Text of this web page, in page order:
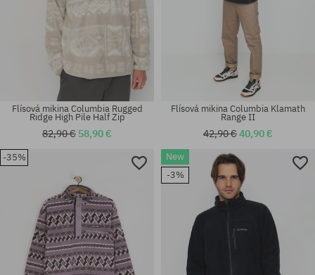
Dostupné veľkosti:
Dostupné veľkosti:
XS; M
Flísová mikina Columbia Rugged
Ridge High Pile Half Zip
82,90 € 58,90 €
Flísová mikina Columbia Klamath
Range II
42,90 €40,90 €
-35%
New
-3%